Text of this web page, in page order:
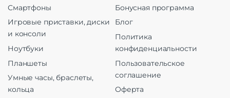
Смартфоны
Игровые приставки, диски
и консоли
Ноутбуки
Планшеты
Умные часы, браслеты,
кольца
Бонусная программа
Блог
Политика
конфиденциальности
Пользовательское
соглашение
Оферта